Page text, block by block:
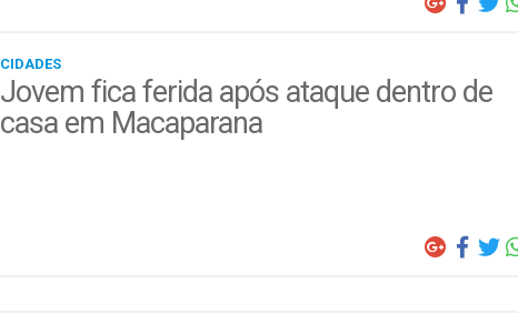
CIDADES
Jovem fica ferida após ataque dentro de
casa em Macaparana